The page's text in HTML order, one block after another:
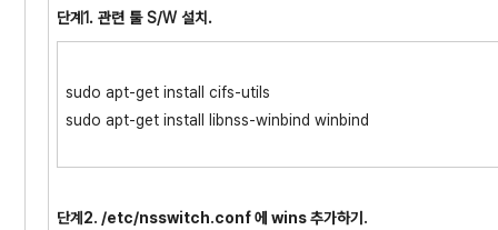
단계1. 관련 툴 S/W 설치.
sudo apt-get install cifs-utils
sudo apt-get install libnss-winbind winbind
단계2. /etc/nsswitch.conf 에 wins 추가하기.